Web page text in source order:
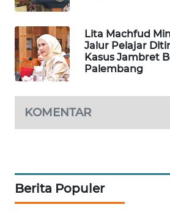
Lita Machfud
Jalur Pelajar
Kasus Jambret
Palembang
KOMENTAR
Berita Populer
OTOMOTIF
WAHANA
HEALTH
WAHANA
DESA
WISATA
WAHANA